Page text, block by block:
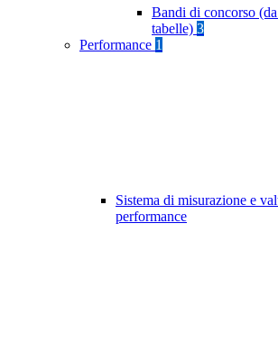
Bandi di concorso
tabelle) 3
Performance 1
Sistema di misurazione e
performance